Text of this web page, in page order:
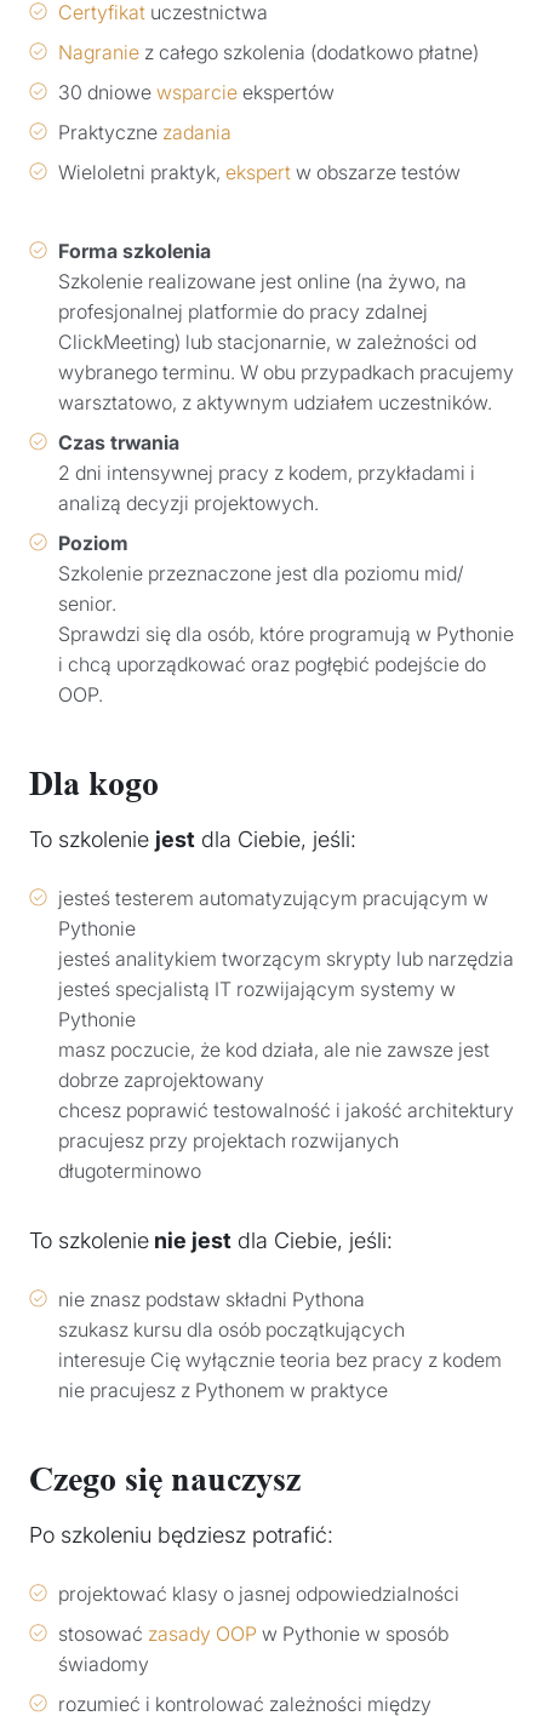
Certyfikat uczestnictwa
Nagranie z całego szkolenia (dodatkowo płatne)
30 dniowe wsparcie ekspertów
Praktyczne zadania
Wieloletni praktyk, ekspert w obszarze testów
Forma szkolenia
Szkolenie realizowane jest online (na żywo, na
profesjonalnej platformie do pracy zdalnej
ClickMeeting) lub stacjonarnie, w zależności od
wybranego terminu. W obu przypadkach pracujemy
warsztatowo, z aktywnym udziałem uczestników.
Czas trwania
2 dni intensywnej pracy z kodem, przykładami i
analizą decyzji projektowych.
Poziom
Szkolenie przeznaczone jest dla poziomu mid/
senior.
Sprawdzi się dla osób, które programują w Pythonie
i chcą uporządkować oraz pogłębić podejście do
OOP.
Dla kogo
To szkolenie jest dla Ciebie, jeśli:
jesteś testerem automatyzującym pracującym w
Pythonie
jesteś analitykiem tworzącym skrypty lub narzędzia
jesteś specjalistą IT rozwijającym systemy w
Pythonie
masz poczucie, że kod działa, ale nie zawsze jest
dobrze zaprojektowany
chcesz poprawić testowalność i jakość architektury
pracujesz przy projektach rozwijanych
długoterminowo
To szkolenie nie jest dla Ciebie, jeśli:
nie znasz podstaw składni Pythona
szukasz kursu dla osób początkujących
interesuje Cię wyłącznie teoria bez pracy z kodem
nie pracujesz z Pythonem w praktyce
Czego się nauczysz
Po szkoleniu będziesz potrafić:
projektować klasy o jasnej odpowiedzialności
stosować zasady OOP w Pythonie w sposób
świadomy
rozumieć i kontrolować zależności między